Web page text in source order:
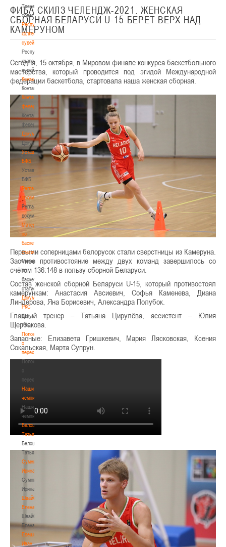
Тренерский
совет
Республиканская
коллегия
судей
Республиканская
коллегия
судей
Контакты
Контакты
Контакты
федерации
Контакты
федерации
Документы
Документы
Устав
БФБ
Устав
БФБ
Регламентирующие
документы
Регламентирующие
документы
Материалы
по
баскетбольной
статистике
Материалы
по
баскетбольной
статистике
Документы
РКС
Документы
РКС
Положение
о
переходах
Положение
о
переходах
Наши
чемпионы
Наши
чемпионы
Белошапко
Татьяна
Белошапко
Татьяна
Сумникова
Ирина
Сумникова
Ирина
Швайбович
Елена
Швайбович
Елена
Едешко
Иван
ФИБА СКИЛЗ ЧЕЛЕНДЖ-2021. ЖЕНСКАЯ
СБОРНАЯ БЕЛАРУСИ U-15 БЕРЕТ ВЕРХ НАД
КАМЕРУНОМ
Сегодня, 15 октября, в Мировом финале конкурса баскетбольного
мастерства, который проводится под эгидой Международной
федерации баскетбола, стартовала наша женская сборная.
Первыми соперницами белорусок стали сверстницы из Камеруна.
Заочное противостояние между двух команд завершилось со
счётом 136:148 в пользу сборной Беларуси.
Состав женской сборной Беларуси U-15, который противостоял
камерункам: Анастасия Авсиевич, Софья Каменева, Диана
Линдерова, Яна Борисевич, Александра Полубок.
Главный тренер – Татьяна Цирулёва, ассистент – Юлия
Щербакова.
Запасные: Елизавета Гришкевич, Мария Лясковская, Ксения
Сокальская, Марта Супрун.